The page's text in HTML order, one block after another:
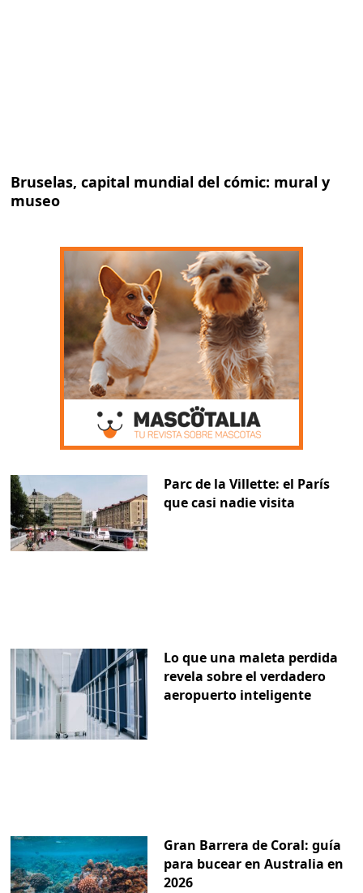
Bruselas, capital mundial del cómic: mural y
museo
Parc de la Villette: el París
que casi nadie visita
Lo que una maleta perdida
revela sobre el verdadero
aeropuerto inteligente
Gran Barrera de Coral: guía
para bucear en Australia en
2026